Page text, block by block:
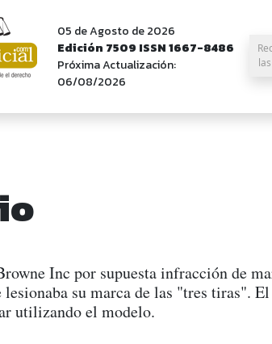
05 de Agosto de 2026
Edición 7509 ISSN 1667-8486
Próxima Actualización:
06/08/2026
Inc por supuesta infracción de
su marca de las "tres tiras".
utilizando el modelo.